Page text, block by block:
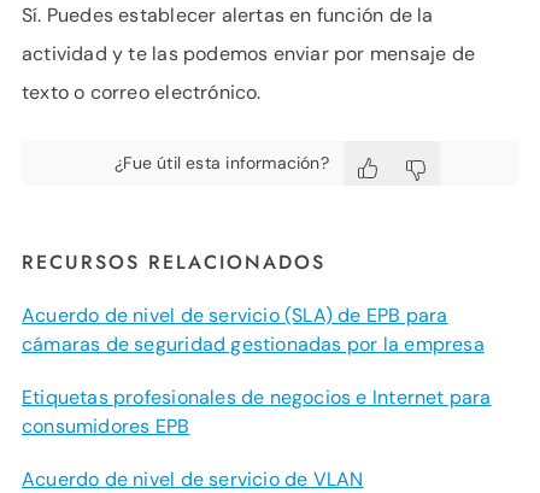
Sí. Puedes establecer alertas en función de la
actividad y te las podemos enviar por mensaje de
texto o correo electrónico.
¿Fue útil esta información?
RECURSOS RELACIONADOS
Acuerdo de nivel de servicio (SLA) de EPB para
cámaras de seguridad gestionadas por la empresa
Etiquetas profesionales de negocios e Internet para
consumidores EPB
Acuerdo de nivel de servicio de VLAN